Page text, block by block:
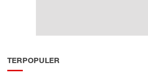
TERPOPULER